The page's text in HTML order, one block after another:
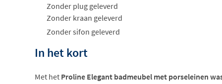
Zonder plug geleverd
Zonder kraan geleverd
Zonder sifon geleverd
In het kort
Met het Proline Elegant badmeubel met porseleinen